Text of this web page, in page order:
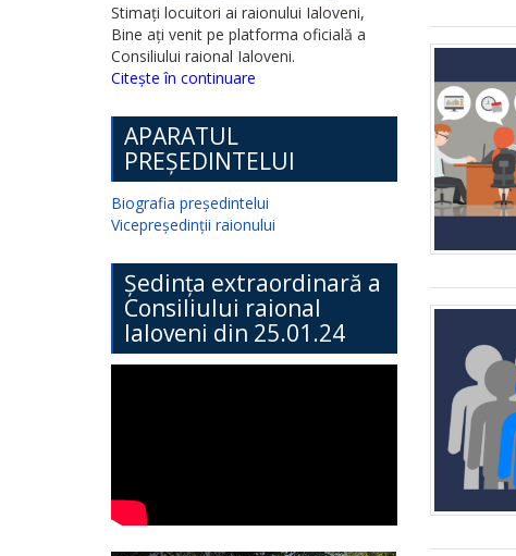
Stimați locuitori ai raionului Ialoveni,
Bine ați venit pe platforma oficială a
Consiliului raional Ialoveni.
Citește în continuare
APARATUL
PREȘEDINTELUI
Biografia președintelui
Vicepreședinții raionului
Ședința extraordinară a
Consiliului raional
Ialoveni din 25.01.24